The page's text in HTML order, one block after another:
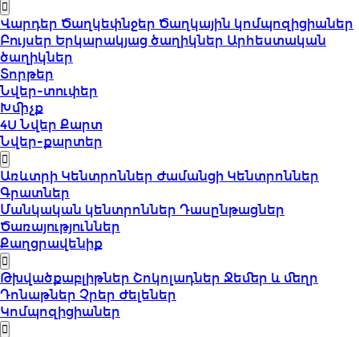
Վարդեր Ծաղկեփնջեր Ծաղկային կոմպոզիցիաներ
Բույսեր Երկարակյաց ծաղիկներ Արհեստական
ծաղիկներ
Տորթեր
Նվեր-տուփեր
Խմիչք
4U Նվեր Քարտ
Նվեր-քարտեր
Առևտրի Կենտրոններ Ժամանցի Կենտրոններ
Գրատներ
Մանկական կենտրոններ Դասընթացներ
Ծառայություններ
Քաղցրավենիք
Թխվածքաբլիթներ Շոկոլադներ Ջեմեր և մեղր
Դոնաթներ Չրեր Ժելեներ
Կոմպոզիցիաներ